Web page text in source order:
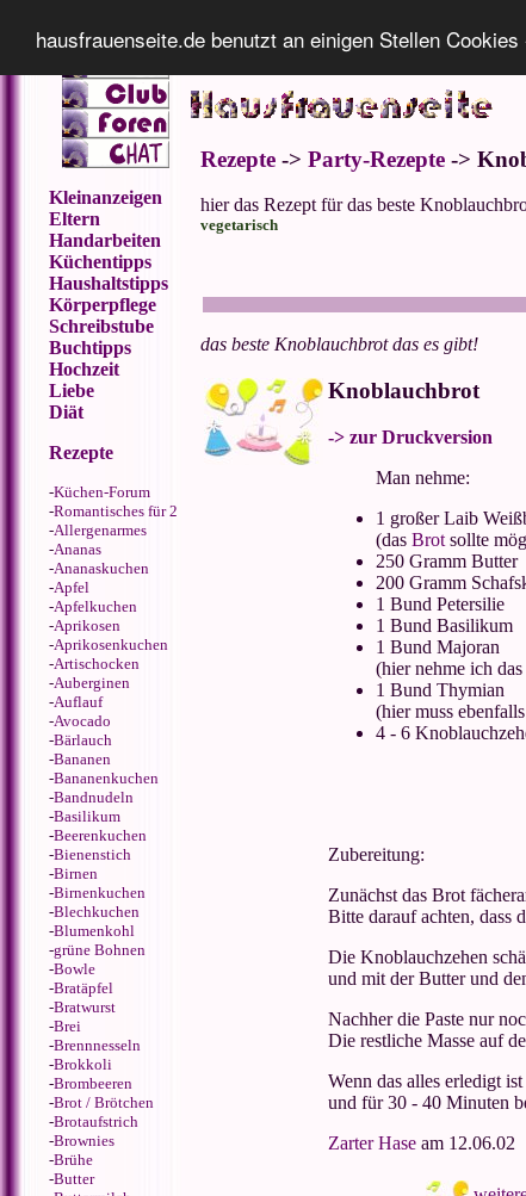
hausfrauenseite.de benutzt an einigen Stellen
Kleinanzeigen
Eltern
Handarbeiten
Küchentipps
Haushaltstipps
Körperpflege
Schreibstube
Buchtipps
Hochzeit
Liebe
Diät
Rezepte
-Küchen-Forum
-Romantisches für 2
-Allergenarmes
-Ananas
-Ananaskuchen
-Apfel
-Apfelkuchen
-Aprikosen
-Aprikosenkuchen
-Artischocken
-Auberginen
-Auflauf
-Avocado
-Bärlauch
-Bananen
-Bananenkuchen
-Bandnudeln
-Basilikum
-Beerenkuchen
-Bienenstich
-Birnen
-Birnenkuchen
-Blechkuchen
-Blumenkohl
-grüne Bohnen
-Bowle
-Bratäpfel
-Bratwurst
-Brei
-Brennnesseln
-Brokkoli
-Brombeeren
-Brot / Brötchen
-Brotaufstrich
-Brownies
-Brühe
-Butter
Rezepte -> Party-Rezepte ->
hier das Rezept für das beste
vegetarisch
das beste Knoblauchbrot das es gibt!
Knoblauchbrot
-> zur Druckversion
Man nehme:
1 großer Laib
(das Brot sollte
250 Gramm Butter
200 Gramm
1 Bund Petersilie
1 Bund Basilikum
1 Bund Majoran
(hier nehme ich
1 Bund Thymian
(hier muss
4 - 6
Zubereitung:
Zunächst das Brot
Bitte darauf achten, dass
Die Knoblauchzehen
und mit der Butter und
Nachher die Paste nur
Die restliche Masse auf
Wenn das alles erledigt
und für 30 - 40 Minuten
Zarter Hase am 12.06.02